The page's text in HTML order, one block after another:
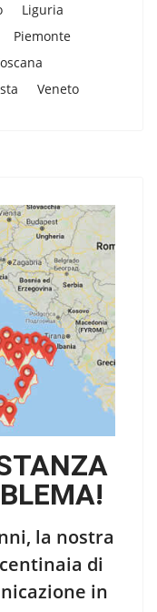
Liguria
Piemonte
Veneto
la nostra
di
in